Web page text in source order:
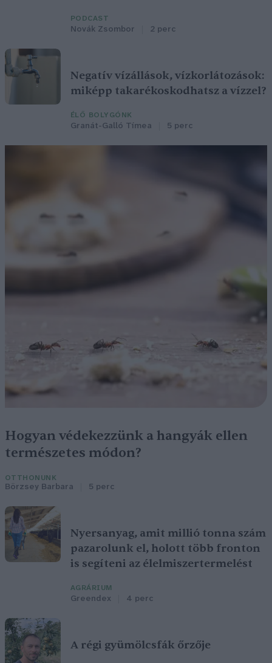
PODCAST
Novák Zsombor 2 perc
Negatív vízállások, vízkorlátozások:
miképp takarékoskodhatsz a vízzel?
ÉLŐ BOLYGÓNK
Granát-Galló Tímea 5 perc
Hogyan védekezzünk a hangyák ellen
természetes módon?
OTTHONUNK
Börzsey Barbara 5 perc
Nyersanyag, amit millió tonna szám
pazarolunk el, holott több fronton
is segíteni az élelmiszertermelést
AGRÁRIUM
Greendex 4 perc
A régi gyümölcsfák őrzője